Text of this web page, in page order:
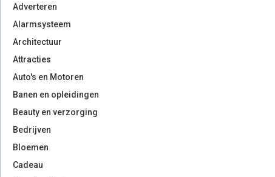
Adverteren
Alarmsysteem
Architectuur
Attracties
Auto's en Motoren
Banen en opleidingen
Beauty en verzorging
Bedrijven
Bloemen
Cadeau